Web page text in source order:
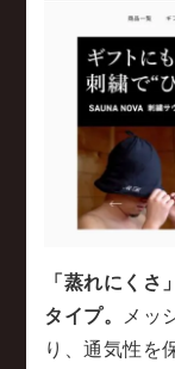
「蒸れにく
タイプ。
メッ
り、通気性を